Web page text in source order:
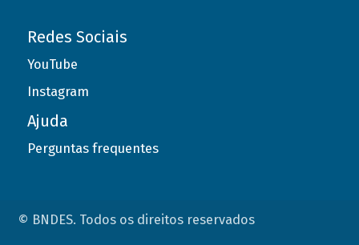
Redes Sociais
YouTube
Instagram
Ajuda
Perguntas frequentes
© BNDES. Todos os direitos reservados